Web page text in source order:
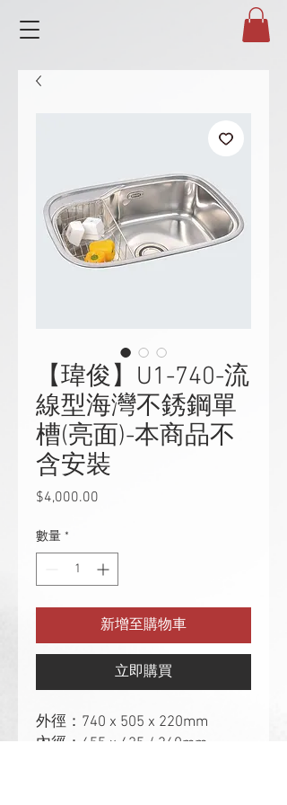
【瑋俊】U1-740-流
線型海灣不銹鋼單
槽(亮面)-本商品不
含安裝
$4,000.00
數量 *
新增至購物車
立即購買
外徑：740 x 505 x 220mm
內徑：655 x 425 / 360mm